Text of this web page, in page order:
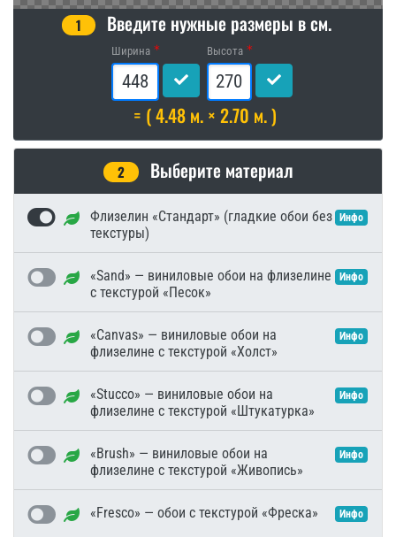
1 Введите нужные размеры в см.
Ширина Высота
= ( 4.48 м. × 2.70 м. )
2 Выберите материал
Флизелин «Стандарт» (гладкие обои без
текстуры)
Инфо
«Sand» — виниловые обои на флизелине
с текстурой «Песок»
Инфо
«Canvas» — виниловые обои на
флизелине с текстурой «Холст»
Инфо
«Stucco» — виниловые обои на
флизелине с текстурой «Штукатурка»
Инфо
«Brush» — виниловые обои на
флизелине с текстурой «Живопись»
Инфо
«Fresco» — обои с текстурой «Фреска» Инфо